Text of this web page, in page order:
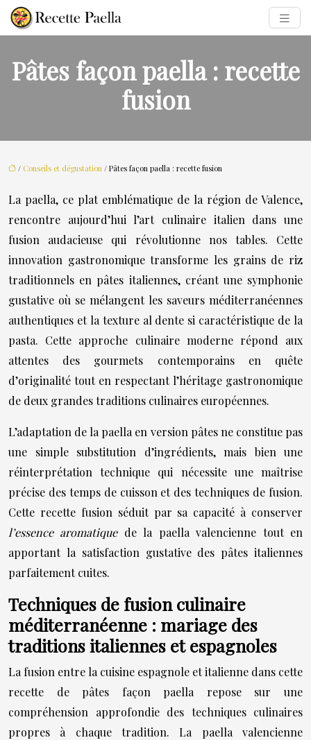
Pâtes façon paella : recette
fusion
/ Conseils et dégustation / Pâtes façon paella : recette fusion
La paella, ce plat emblématique de la région de Valence,
rencontre aujourd’hui l’art culinaire italien dans une
fusion audacieuse qui révolutionne nos tables. Cette
innovation gastronomique transforme les grains de riz
traditionnels en pâtes italiennes, créant une symphonie
gustative où se mélangent les saveurs méditerranéennes
authentiques et la texture al dente si caractéristique de la
pasta. Cette approche culinaire moderne répond aux
attentes des gourmets contemporains en quête
d’originalité tout en respectant l’héritage gastronomique
de deux grandes traditions culinaires européennes.
L’adaptation de la paella en version pâtes ne constitue pas
une simple substitution d’ingrédients, mais bien une
réinterprétation technique qui nécessite une maîtrise
précise des temps de cuisson et des techniques de fusion.
Cette recette fusion séduit par sa capacité à conserver
l’essence aromatique de la paella valencienne tout en
apportant la satisfaction gustative des pâtes italiennes
parfaitement cuites.
Techniques de fusion culinaire
méditerranéenne : mariage des
traditions italiennes et espagnoles
La fusion entre la cuisine espagnole et italienne dans cette
recette de pâtes façon paella repose sur une
compréhension approfondie des techniques culinaires
propres à chaque tradition. La paella valencienne